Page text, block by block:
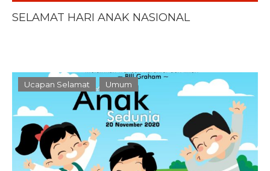
SELAMAT HARI ANAK NASIONAL
Ucapan Selamat Umum